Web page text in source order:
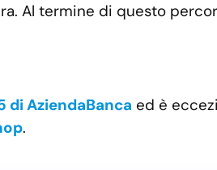
Al termine di questo
di AziendaBanca ed è
.